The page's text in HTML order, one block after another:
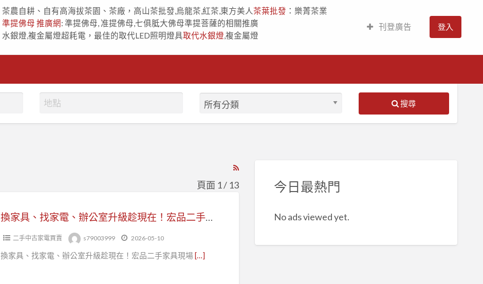
茶農自耕、自有高海拔茶園、茶廠，高山茶批發,烏龍茶,紅茶,東方美人茶葉批發 ：樂菁茶業
準提佛母 推廣網: 準提佛母, 准提佛母,七俱胝大佛母準提菩薩的相關推廣
水銀燈,複金屬燈超耗電，最佳的取代LED照明燈具取代水銀燈 ,複金屬燈
刊登廣告 登入
搜尋
RSS
Feed
頁面 1 / 13
換家具、找家電、辦公室升級趁現在！宏品二手家具現場爆高CP值優惠活動開跑！
二手中古家電買賣 s79003999 2026-05-10
換家具、找家電、辦公室升級趁現在！宏品二手家具現場[…]
今日最熱門
No ads viewed yet.